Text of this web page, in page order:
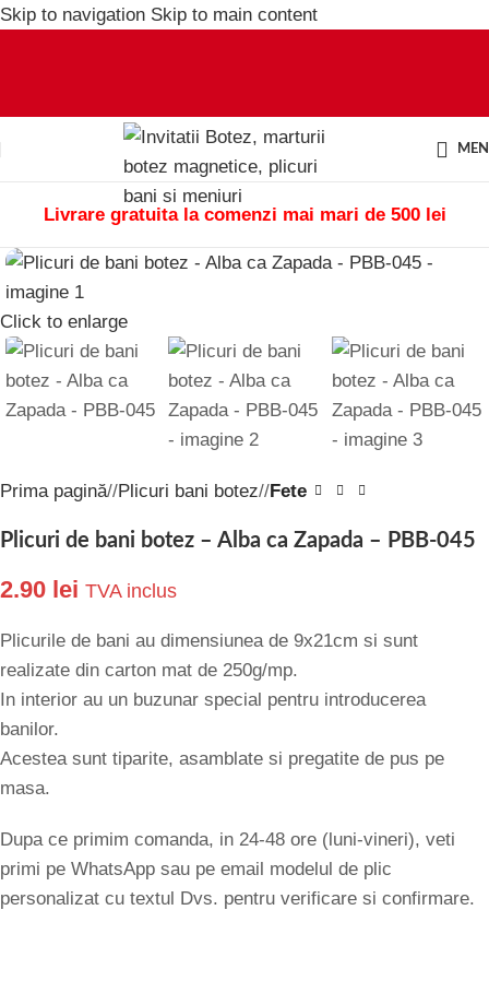
Skip to navigation Skip to main content
Livrare gratuita la comenzi mai mari de 500 lei
Click to enlarge
Prima pagină/ Plicuri bani botez/ Fete
Plicuri de bani botez – Alba ca Zapada – PBB-045
2.90 lei TVA inclus
Plicurile de bani au dimensiunea de 9x21cm si sunt
realizate din carton mat de 250g/mp.
In interior au un buzunar special pentru introducerea
banilor.
Acestea sunt tiparite, asamblate si pregatite de pus pe
masa.
Dupa ce primim comanda, in 24-48 ore (luni-vineri), veti
primi pe WhatsApp sau pe email modelul de plic
personalizat cu textul Dvs. pentru verificare si confirmare.